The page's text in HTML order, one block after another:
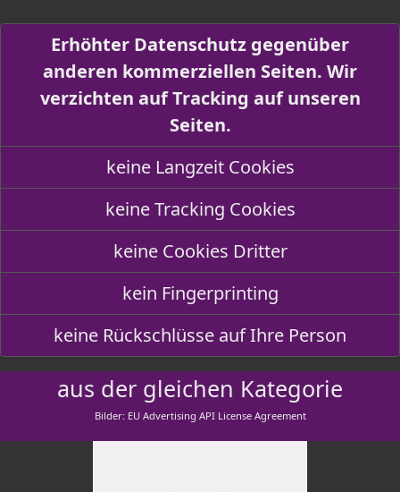
Erhöhter Datenschutz gegenüber
anderen kommerziellen Seiten. Wir
verzichten auf Tracking auf unseren
Seiten.
keine Langzeit Cookies
keine Tracking Cookies
keine Cookies Dritter
kein Fingerprinting
keine Rückschlüsse auf Ihre Person
aus der gleichen Kategorie
Bilder: EU Advertising API License Agreement